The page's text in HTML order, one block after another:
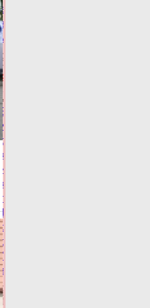
выдачи
заказов
маркетплейса
08.08.2026,
09:00
КРИМИНАЛ
Виталий
Королев
сообщил,
когда
и
куда
по
Тверской
области
отправится
"Поезд
здоровья"
07.08.2026,
21:06
ФОТО